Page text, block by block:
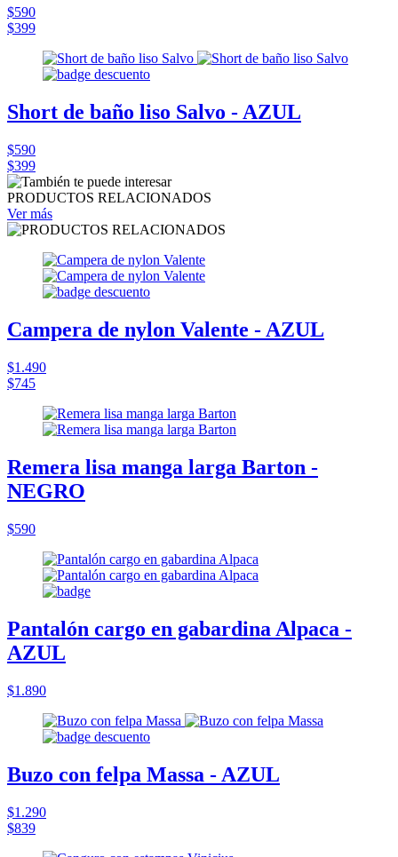
$590
$399
Short de baño liso Salvo - AZUL
$590
$399
PRODUCTOS RELACIONADOS
Ver más
Campera de nylon Valente - AZUL
$1.490
$745
Remera lisa manga larga Barton -
NEGRO
$590
Pantalón cargo en gabardina Alpaca -
AZUL
$1.890
Buzo con felpa Massa - AZUL
$1.290
$839